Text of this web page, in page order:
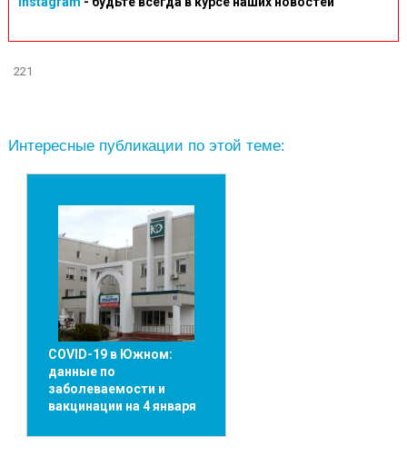
221
Интересные публикации по этой теме:
COVID-19 в Южном:
данные по
заболеваемости и
вакцинации на 4 января